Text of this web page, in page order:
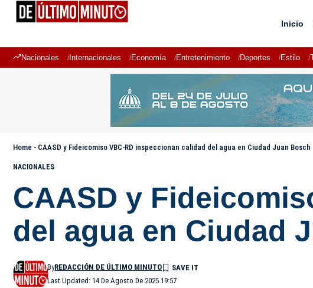
Inicio
Nacionales Internacionales Economía Entretenimiento Deportes Estilo
Home - CAASD y Fideicomiso VBC-RD inspeccionan calidad del agua en Ciudad Juan Bosch
NACIONALES
CAASD y
del agua en Ciudad
Last Updated: 14 De Agosto De 2025 19:57
ByREDACCIÓN DE ÚLTIMO MINUTO